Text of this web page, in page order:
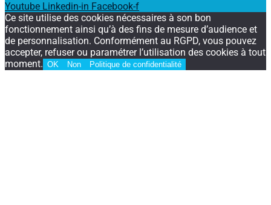
Youtube Linkedin-in Facebook-f
Ce site utilise des cookies nécessaires à son bon
fonctionnement ainsi qu’à des fins de mesure d’audience et
de personnalisation. Conformément au RGPD, vous pouvez
accepter, refuser ou paramétrer l’utilisation des cookies à tout
moment. OK Non Politique de confidentialité